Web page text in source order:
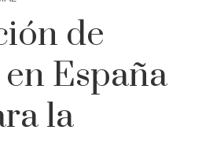
de
España
la